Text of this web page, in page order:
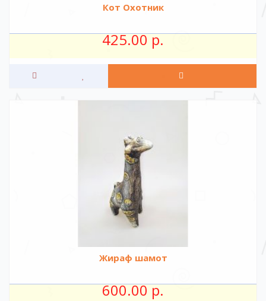
Кот Охотник
425.00 р.
Жираф шамот
600.00 р.